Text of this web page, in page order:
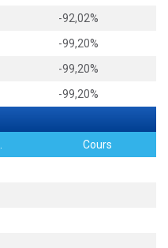
-92,02%
-99,20%
-99,20%
-99,20%
Cours